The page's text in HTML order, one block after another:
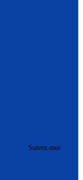
Suivez-moi